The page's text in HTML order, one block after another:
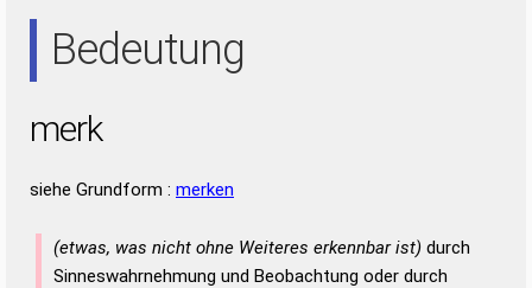
Bedeutung
merk
siehe Grundform : merken
(etwas, was nicht ohne Weiteres erkennbar ist) durch
Sinneswahrnehmung und Beobachtung oder durch